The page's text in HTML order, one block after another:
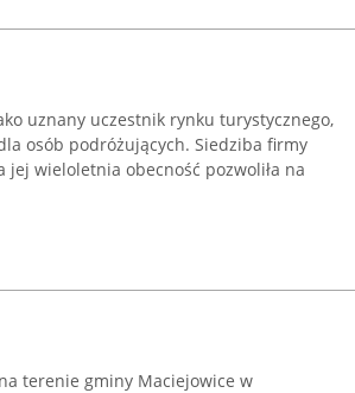
uznany uczestnik rynku turystycznego,
osób podróżujących. Siedziba firmy
jej wieloletnia obecność pozwoliła na
terenie gminy Maciejowice w